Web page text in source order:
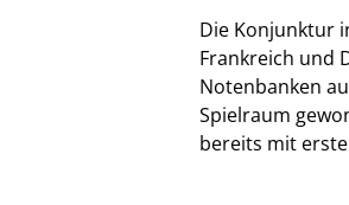
Die Konjunktur
Frankreich und
Notenbanken
Spielraum
bereits mit